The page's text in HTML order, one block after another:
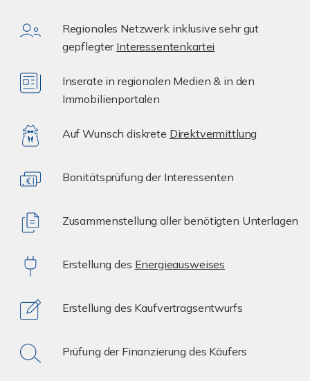
Regionales Netzwerk inklusive sehr gut
gepflegter Interessentenkartei
Inserate in regionalen Medien & in den
Immobilienportalen
Auf Wunsch diskrete Direktvermittlung
Bonitätsprüfung der Interessenten
Zusammenstellung aller benötigten Unterlagen
Erstellung des Energieausweises
Erstellung des Kaufvertragsentwurfs
Prüfung der Finanzierung des Käufers